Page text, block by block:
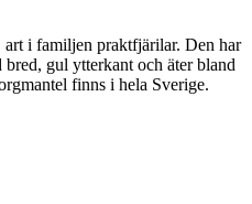
art i familjen praktfjärilar. Den har
gul ytterkant och äter bland
finns i hela Sverige.